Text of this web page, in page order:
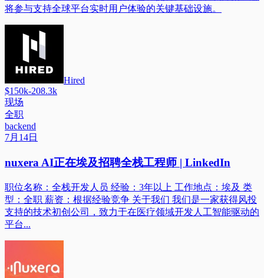
将参与支持全球平台实时用户体验的关键基础设施。
Hired
$150k-208.3k
现场
全职
backend
7月14日
nuxera AI正在埃及招聘全栈工程师 | LinkedIn
职位名称：全栈开发人员 经验：3年以上 工作地点：埃及 类
型：全职 薪资：根据经验竞争 关于我们 我们是一家获得风投
支持的技术初创公司，致力于在医疗领域开发人工智能驱动的
平台...